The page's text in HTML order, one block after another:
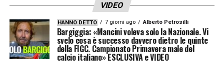
VIDEO
HANNO DETTO 7 giorni ago Alberto Petrosilli
Bargiggia: «Mancini voleva solo la Nazionale. Vi
svelo cosa è successo davvero dietro le quinte
della FIGC. Campionato Primavera male del
calcio italiano» ESCLUSIVA e VIDEO